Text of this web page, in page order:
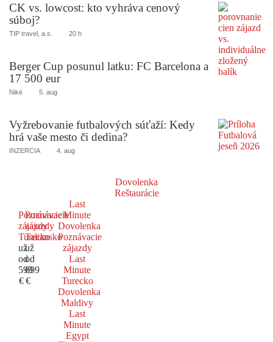
CK vs. lowcost: kto vyhráva cenový
súboj?
TIP travel, a.s. 20 h
Berger Cup posunul latku: FC Barcelona a
17 500 eur
Niké 5. aug
Vyžrebovanie futbalových súťaží: Kedy
hrá vaše mesto či dedina?
INZERCIA 4. aug
Dovolenka
Reštaurácie
Poznávacie
zájazdy
Turecko
už
od
599
€
Poznávacie
zájazdy
Taliansko
už
od
699
€
Last
Minute
Dovolenka
Poznávacie
zájazdy
Last
Minute
Turecko
Dovolenka
Maldivy
Last
Minute
Egypt